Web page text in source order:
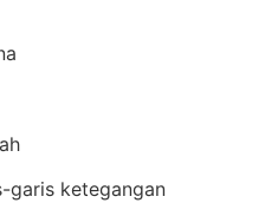
garis ketegangan